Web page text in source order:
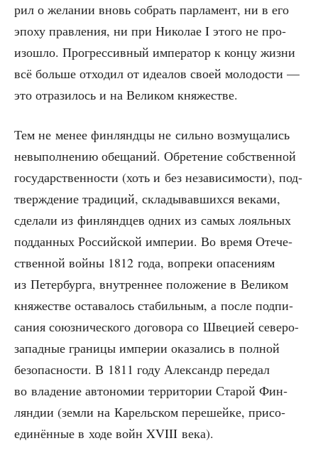
рил о жела­нии вновь собрать пар­ла­мент, ни в его
эпо­ху прав­ле­ния, ни при Нико­лае I это­го не про­
изо­шло. Про­грес­сив­ный импе­ра­тор к кон­цу жиз­ни
всё боль­ше отхо­дил от иде­а­лов сво­ей моло­до­сти —
это отра­зи­лось и на Вели­ком княжестве.
Тем не менее фин­лянд­цы не силь­но воз­му­ща­лись
невы­пол­не­нию обе­ща­ний. Обре­те­ние соб­ствен­ной
госу­дар­ствен­но­сти (хоть и без неза­ви­си­мо­сти), под­
твер­жде­ние тра­ди­ций, скла­ды­вав­ших­ся века­ми,
сде­ла­ли из фин­лянд­цев одних из самых лояль­ных
под­дан­ных Рос­сий­ской импе­рии. Во вре­мя Оте­че­
ствен­ной вой­ны 1812 года, вопре­ки опа­се­ни­ям
из Петер­бур­га, внут­рен­нее поло­же­ние в Вели­ком
кня­же­стве оста­ва­лось ста­биль­ным, а после под­пи­
са­ния союз­ни­че­ско­го дого­во­ра со Шве­ци­ей севе­ро-
запад­ные гра­ни­цы импе­рии ока­за­лись в пол­ной
без­опас­но­сти. В 1811 году Алек­сандр пере­дал
во вла­де­ние авто­но­мии тер­ри­то­рии Ста­рой Фин­
лян­дии (зем­ли на Карель­ском пере­шей­ке, при­со­
еди­нён­ные в ходе войн XVIII века).